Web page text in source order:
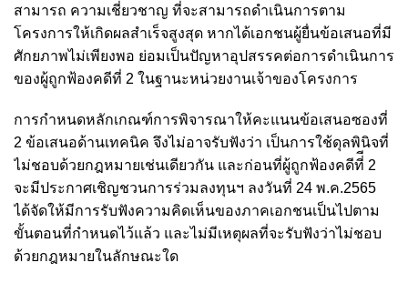
สามารถ ความเชี่ยวชาญ ที่จะสามารถดำเนินการตาม
โครงการให้เกิดผลสำเร็จสูงสุด หากได้เอกชนผู้ยื่นข้อเสนอที่มี
ศักยภาพไม่เพียงพอ ย่อมเป็นปัญหาอุปสรรคต่อการดำเนินการ
ของผู้ถูกฟ้องคดีที่ 2 ในฐานะหน่วยงานเจ้าของโครงการ
การกำหนดหลักเกณฑ์การพิจารณาให้คะแนนข้อเสนอซองที่
2 ข้อเสนอด้านเทคนิค จึงไม่อาจรับฟังว่า เป็นการใช้ดุลพินิจที่
ไม่ชอบด้วยกฎหมายเช่นเดียวกัน และก่อนที่ผู้ถูกฟ้องคดีที่ี 2
จะมีประกาศเชิญชวนการร่วมลงทุนฯ ลงวันที่ 24 พ.ค.2565
ได้จัดให้มีการรับฟังความคิดเห็นของภาคเอกชนเป็นไปตาม
ขั้นตอนที่กำหนดไว้แล้ว และไม่มีเหตุผลที่จะรับฟังว่าไม่ชอบ
ด้วยกฎหมายในลักษณะใด